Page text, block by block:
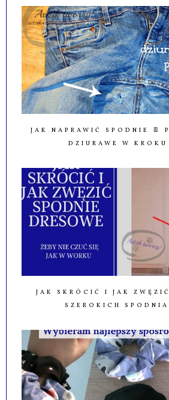
JAK NAPRAWIĆ SPODNIE 👖
DZIURAWE W
JAK SKRÓCIĆ I JAK
SZEROKICH